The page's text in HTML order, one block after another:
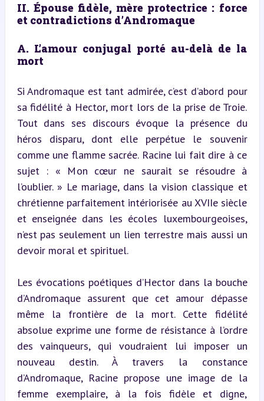
II. Épouse fidèle, mère protectrice : force
et contradictions d’Andromaque
A. L’amour conjugal porté au-delà de la
mort
Si Andromaque est tant admirée, c’est d’abord pour
sa fidélité à Hector, mort lors de la prise de Troie.
Tout dans ses discours évoque la présence du
héros disparu, dont elle perpétue le souvenir
comme une flamme sacrée. Racine lui fait dire à ce
sujet : « Mon cœur ne saurait se résoudre à
l’oublier. » Le mariage, dans la vision classique et
chrétienne parfaitement intériorisée au XVIIe siècle
et enseignée dans les écoles luxembourgeoises,
n’est pas seulement un lien terrestre mais aussi un
devoir moral et spirituel.
Les évocations poétiques d’Hector dans la bouche
d’Andromaque assurent que cet amour dépasse
même la frontière de la mort. Cette fidélité
absolue exprime une forme de résistance à l’ordre
des vainqueurs, qui voudraient lui imposer un
nouveau destin. À travers la constance
d’Andromaque, Racine propose une image de la
femme exemplaire, à la fois fidèle et digne,